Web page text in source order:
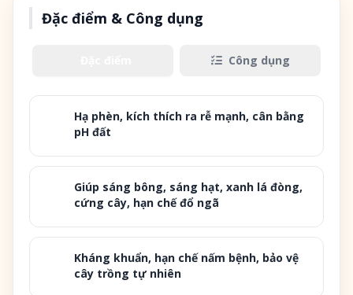
Đặc điểm & Công dụng
Công dụng
Hạ phèn, kích thích ra rễ mạnh, cân bằng
pH đất
Giúp sáng bông, sáng hạt, xanh lá đòng,
cứng cây, hạn chế đổ ngã
Kháng khuẩn, hạn chế nấm bệnh, bảo vệ
cây trồng tự nhiên